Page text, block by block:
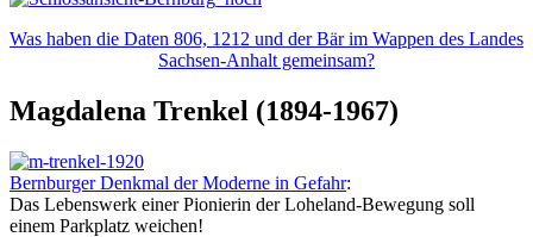
Was haben die Daten 806, 1212 und der Bär im Wappen des Landes
Sachsen-Anhalt gemeinsam?
Magdalena Trenkel (1894-1967)
Bernburger Denkmal der Moderne in Gefahr:
Das Lebenswerk einer Pionierin der Loheland-Bewegung soll
einem Parkplatz weichen!